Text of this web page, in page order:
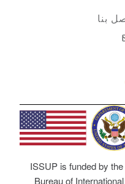
بنا
ISSUP is funded by
Bureau of